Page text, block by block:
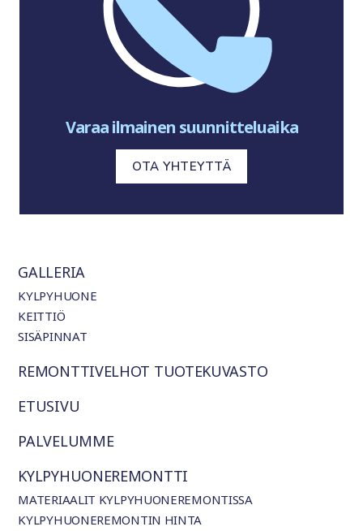
Varaa ilmainen suunnitteluaika
OTA YHTEYTTÄ
GALLERIA
KYLPYHUONE
KEITTIÖ
SISÄPINNAT
REMONTTIVELHOT TUOTEKUVASTO
ETUSIVU
PALVELUMME
KYLPYHUONEREMONTTI
MATERIAALIT KYLPYHUONEREMONTISSA
KYLPYHUONEREMONTIN HINTA